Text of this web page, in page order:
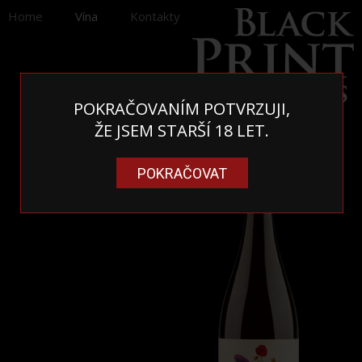
Home Vína Kontakty
POKRAČOVANÍM POTVRZUJI,
ŽE JSEM STARŠÍ 18 LET.
POKRAČOVAT